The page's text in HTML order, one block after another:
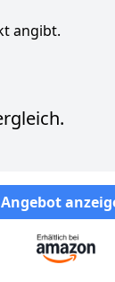
angibt.
Angebot